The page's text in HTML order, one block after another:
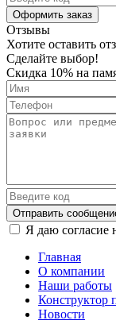
Оформить заказ
Отзывы
Хотите оставить
Сделайте выбор!
Скидка 10% на
Отправить
Я даю согласие
Главная
О компании
Наши работы
Конструктор
Новости